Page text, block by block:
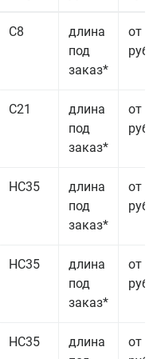
С8
длина
под
заказ*
от
руб.
С21
длина
под
заказ*
от
руб.
НС35
длина
под
заказ*
от
руб.
НС35
длина
под
заказ*
от
руб.
НС35
длина
от